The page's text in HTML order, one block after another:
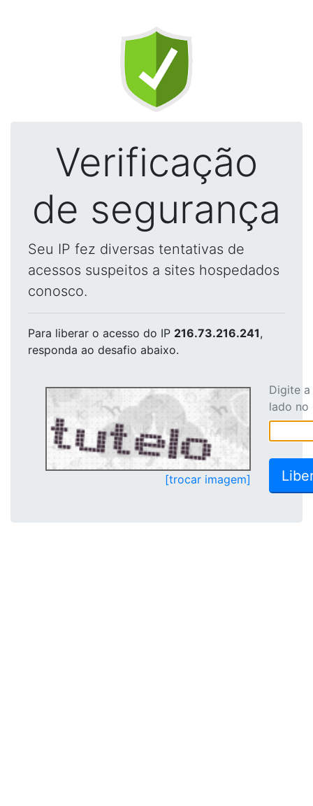
Verificação
de segurança
Seu IP fez diversas tentativas de
acessos suspeitos a sites hospedados
conosco.
Para liberar o acesso do IP 216.73.216.241,
responda ao desafio abaixo.
[trocar imagem]
Digite
lado no